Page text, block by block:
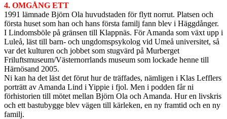
4. OMGÅNG ETT
1991 lämnade Björn Ola huvudstaden för flytt norrut. Platsen och
första huset som han och hans första familj fann blev i Häggdånger.
I Lindomsböle på gränsen till Klappnäs. För Amanda som växt upp i
Luleå, läst till barn- och ungdomspsykolog vid Umeå universitet, så
var det kulturen och jobbet som stugvärd på Murberget
Friluftsmuseum/Västernorrlands museum som lockade henne till
Härnösand 2005.
Ni kan ha det läst det förut hur de träffades, nämligen i Klas Lefflers
porträtt av Amanda Lind i Yippie i fjol. Men i podden får ni
förhistorien till mötet mellan Björn Ola och Amanda. Hur en livskris
och ett bastubygge blev vägen till kärleken, en ny framtid och en ny
familj.